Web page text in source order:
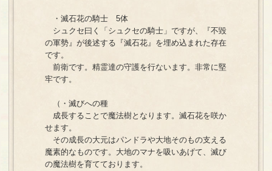
・滅石花の騎士 5体
シュクセ曰く「シュクセの騎士」ですが、『不毀
の軍勢』が後述する『滅石花』を埋め込まれた存在
です。
前衛です。精霊達の守護を行ないます。非常に堅
牢です。
（・滅びへの種
成長することで魔法樹となります。滅石花を咲か
せます。
その成長の大元はパンドラや大地そのもの支える
魔素的なものです。大地のマナを吸いあげて、滅び
の魔法樹を育てております。